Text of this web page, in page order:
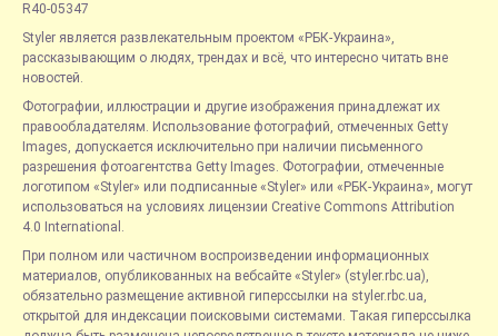
R40-05347
Styler является развлекательным проектом «РБК-Украина»,
рассказывающим о людях, трендах и всё, что интересно читать вне
новостей.
Фотографии, иллюстрации и другие изображения принадлежат их
правообладателям. Использование фотографий, отмеченных Getty
Images, допускается исключительно при наличии письменного
разрешения фотоагентства Getty Images. Фотографии, отмеченные
логотипом «Styler» или подписанные «Styler» или «РБК-Украина», могут
использоваться на условиях лицензии Creative Commons Attribution
4.0 International.
При полном или частичном воспроизведении информационных
материалов, опубликованных на вебсайте «Styler» (styler.rbc.ua),
обязательно размещение активной гиперссылки на styler.rbc.ua,
открытой для индексации поисковыми системами. Такая гиперссылка